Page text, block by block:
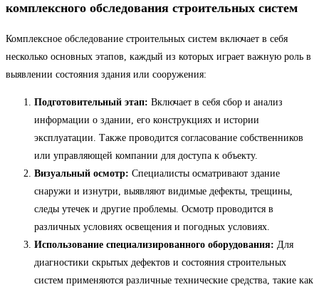
комплексного обследования строительных систем
Комплексное обследование строительных систем включает в себя
несколько основных этапов, каждый из которых играет важную роль в
выявлении состояния здания или сооружения:
Подготовительный этап: Включает в себя сбор и анализ
информации о здании, его конструкциях и истории
эксплуатации. Также проводится согласование собственников
или управляющей компании для доступа к объекту.
Визуальный осмотр: Специалисты осматривают здание
снаружи и изнутри, выявляют видимые дефекты, трещины,
следы утечек и другие проблемы. Осмотр проводится в
различных условиях освещения и погодных условиях.
Использование специализированного оборудования: Для
диагностики скрытых дефектов и состояния строительных
систем применяются различные технические средства, такие как